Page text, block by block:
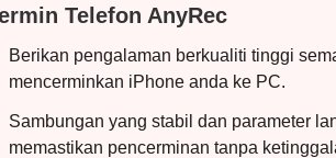
Telefon AnyRec
Berikan pengalaman berkualiti tinggi
mencerminkan iPhone anda ke PC.
Sambungan yang stabil dan parameter
memastikan pencerminan tanpa